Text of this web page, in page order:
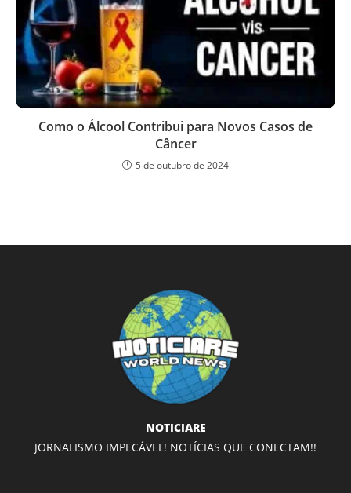
Como o Álcool Contribui para Novos Casos de
Câncer
5 de outubro de 2024
NOTICIARE
JORNALISMO IMPECÁVEL! NOTÍCIAS QUE CONECTAM!!